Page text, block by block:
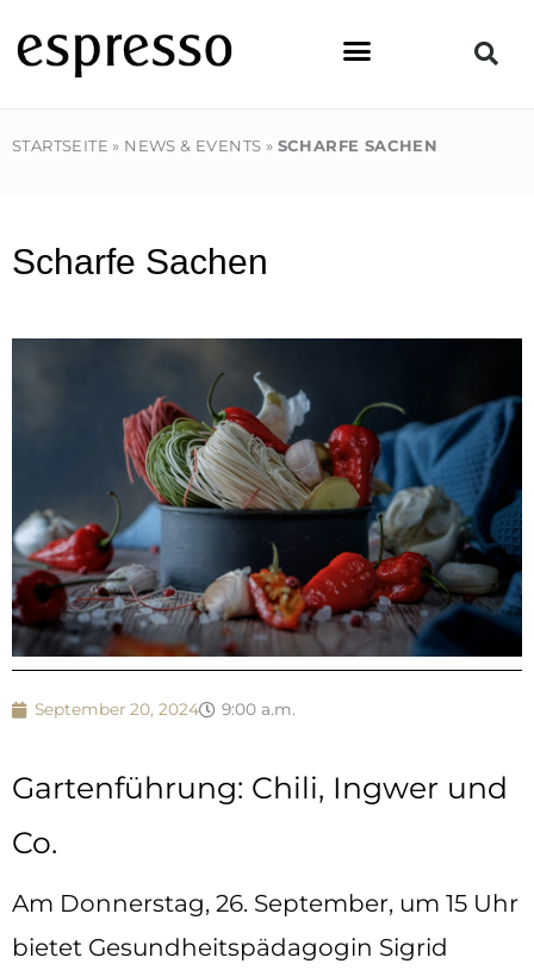
Inhalt
springen
STARTSEITE » NEWS & EVENTS » SCHARFE SACHEN
Scharfe Sachen
September 20, 2024 9:00 a.m.
Gartenführung: Chili, Ingwer und
Co.
Am Donnerstag, 26. September, um 15 Uhr
bietet Gesundheitspädagogin Sigrid